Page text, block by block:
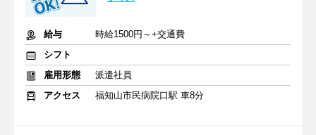
給与
時給1500円～+交通費
シフト
雇用形態
派遣社員
アクセス
福知山市民病院口駅 車8分